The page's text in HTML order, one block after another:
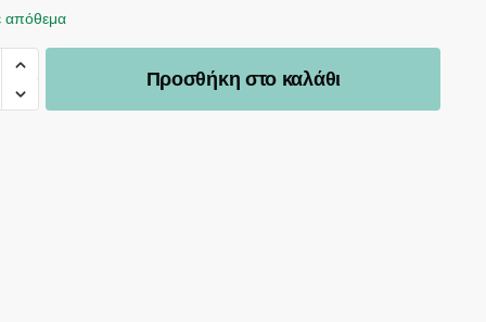
απόθεμα
Προσθήκη στο καλάθι